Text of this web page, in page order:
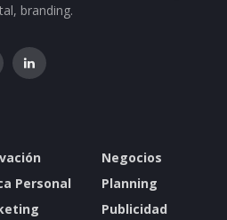
branding.
Personal
Negocios
Planning
Publicidad